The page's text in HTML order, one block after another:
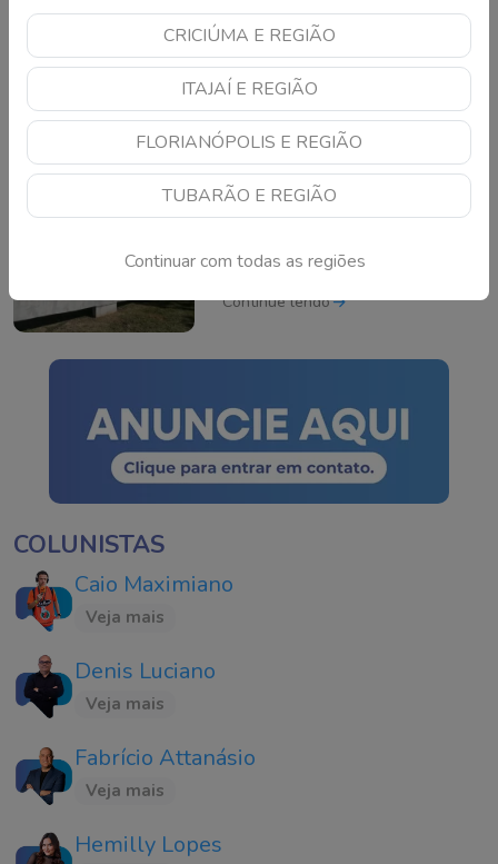
CRICIÚMA E REGIÃO
ITAJAÍ E REGIÃO
FLORIANÓPOLIS E REGIÃO
TUBARÃO E REGIÃO
Continuar com todas as regiões
Mega-Sena pode pagar
R$ 165 milhões neste
domingo; veja como
apostar
Continue lendo
TSE cria conselho para
nas eleições de 2026
Continue lendo
COLUNISTAS
Caio Maximiano
Veja mais
Denis Luciano
Veja mais
Fabrício Attanásio
Veja mais
Hemilly Lopes